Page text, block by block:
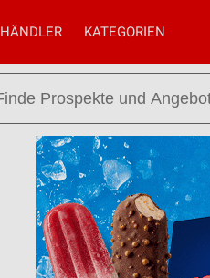
HÄNDLER KATEGORIEN